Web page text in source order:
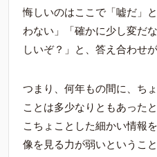
悔しいのはここで「嘘だ」
わない」「確かに少し変だ
しいぞ？」と、答え合わせが
つまり、何年もの間に、ち
ことは多少なりともあった
こちょことした細かい情報
像を見る力が弱いというこ